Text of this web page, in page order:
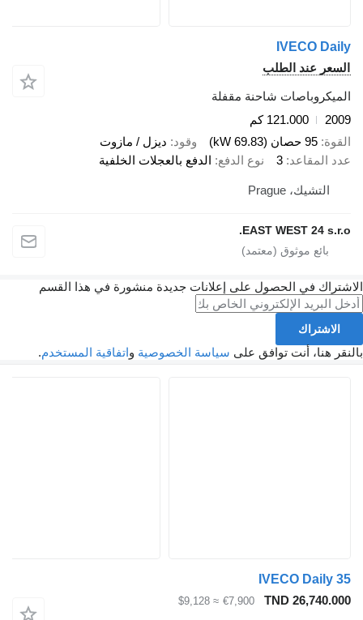
IVECO
عند الطلب
شاحنة مقفلة
121.000 كم
95 حصان (69.83 kW) وقود
ديزل / مازوت
المقاعد 3 نوع الدفع الدفع بالعجلات الخلفية
التشيك، Prague
EAST WEST 24
في الحصول على إعلانات جديدة منشورة في هذا القسم
هنا، أنت توافق على سياسة الخصوصيةواتفاقية المستخدم.
IVECO
TND
€7,900
≈ $9,128